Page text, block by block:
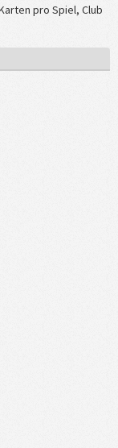
pro Spiel, Club